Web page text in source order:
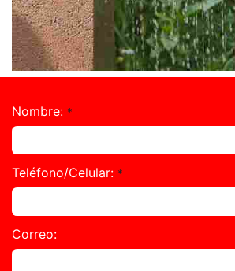
Nombre: *
Teléfono/Celular: *
Correo: